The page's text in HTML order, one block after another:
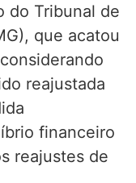
do Tribunal de
que acatou
reajustada
financeiro
reajustes de